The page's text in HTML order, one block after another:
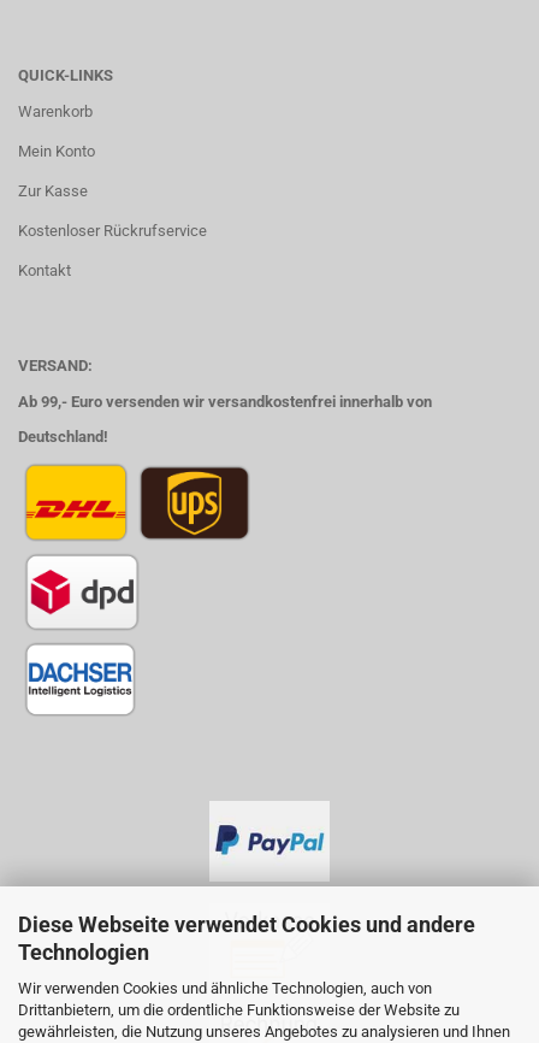
Diese Webseite verwendet Cookies und andere
Technologien
Wir verwenden Cookies und ähnliche Technologien, auch von
Drittanbietern, um die ordentliche Funktionsweise der Website zu
gewährleisten, die Nutzung unseres Angebotes zu analysieren und Ihnen
QUICK-LINKS
Warenkorb
Mein Konto
Zur Kasse
Kostenloser Rückrufservice
Kontakt
VERSAND:
Ab 99,- Euro versenden wir versandkostenfrei innerhalb von
Deutschland!